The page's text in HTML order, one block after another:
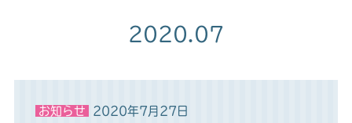
2020.07
お知らせ 2020年7月27日